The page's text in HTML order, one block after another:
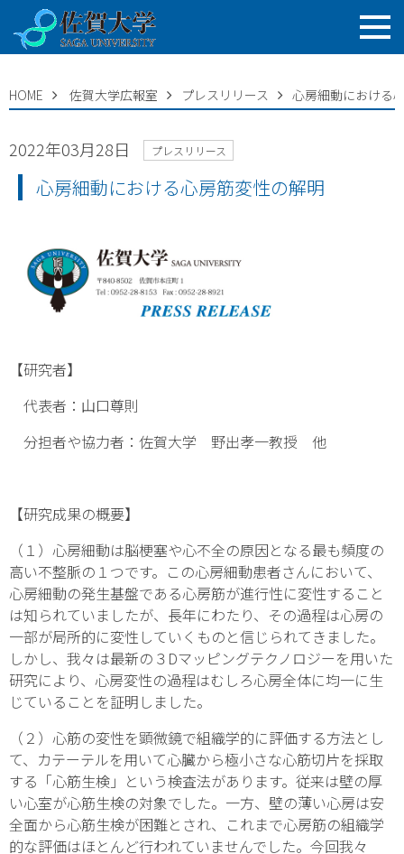
HOME 佐賀大学広報室 プレスリリース 心房細動における
2022年03月28日 プレスリリース
心房細動における心房筋変性の解明
【研究者】
代表者：山口尊則
分担者や協力者：佐賀大学 野出孝一教授 他
【研究成果の概要】
（１）心房細動は脳梗塞や心不全の原因となる最も頻度の
高い不整脈の１つです。この心房細動患者さんにおいて、
心房細動の発生基盤である心房筋が進行性に変性すること
は知られていましたが、長年にわたり、その過程は心房の
一部が局所的に変性していくものと信じられてきました。
しかし、我々は最新の３Dマッピングテクノロジーを用いた
研究により、心房変性の過程はむしろ心房全体に均一に生
じていることを証明しました。
（２）心筋の変性を顕微鏡で組織学的に評価する方法とし
て、カテーテルを用いて心臓から極小さな心筋切片を採取
する「心筋生検」という検査法があります。従来は壁の厚
い心室が心筋生検の対象でした。一方、壁の薄い心房は安
全面から心筋生検が困難とされ、これまで心房筋の組織学
的な評価はほとんど行われていませんでした。今回我々